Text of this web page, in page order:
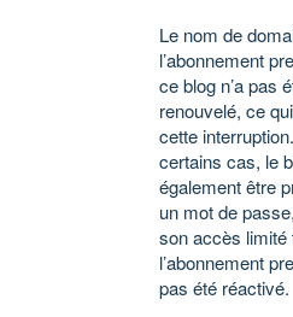
Le nom de
l’abonnement
ce blog n’a pas
renouvelé, ce
cette
certains cas, le
également être
un mot de
son accès limité
l’abonnement
pas été réactivé.